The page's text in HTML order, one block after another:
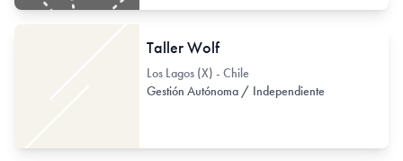
Taller Wolf
Los Lagos (X) - Chile
Gestión Autónoma / Independiente